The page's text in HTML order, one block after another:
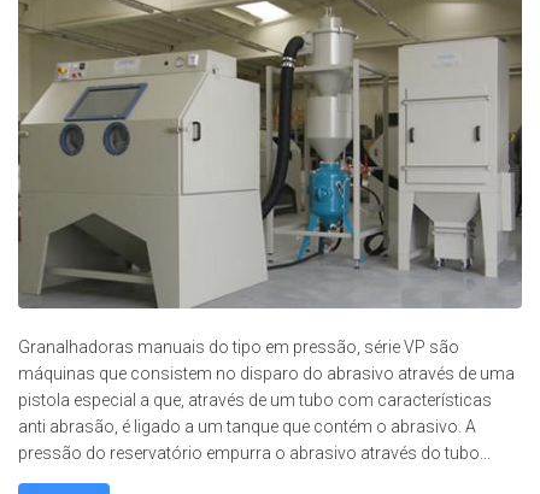
Granalhadoras manuais do tipo em pressão, série VP são
máquinas que consistem no disparo do abrasivo através de uma
pistola especial a que, através de um tubo com características
anti abrasão, é ligado a um tanque que contém o abrasivo. A
pressão do reservatório empurra o abrasivo através do tubo...